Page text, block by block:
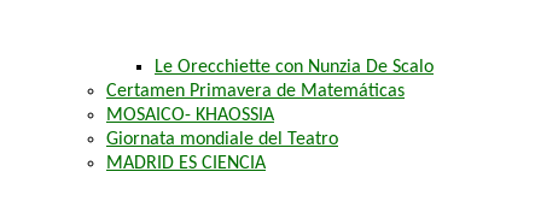
Le Orecchiette con Nunzia De Scalo
Certamen Primavera de Matemáticas
MOSAICO- KHAOSSIA
Giornata mondiale del Teatro
MADRID ES CIENCIA